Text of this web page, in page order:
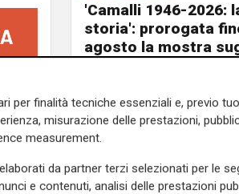
di
da
,
'Camalli 1946-2026:
storia': prorogata
agosto la mostra
per finalità tecniche essenziali e, previo
misurazione delle prestazioni,
measurement.
da partner terzi selezionati per le
e contenuti, analisi delle prestazioni